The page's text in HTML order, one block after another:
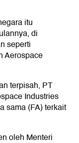
itu
di
seperti
Aerospace
terpisah, PT
Industries
sama (FA) terkait
oleh Menteri